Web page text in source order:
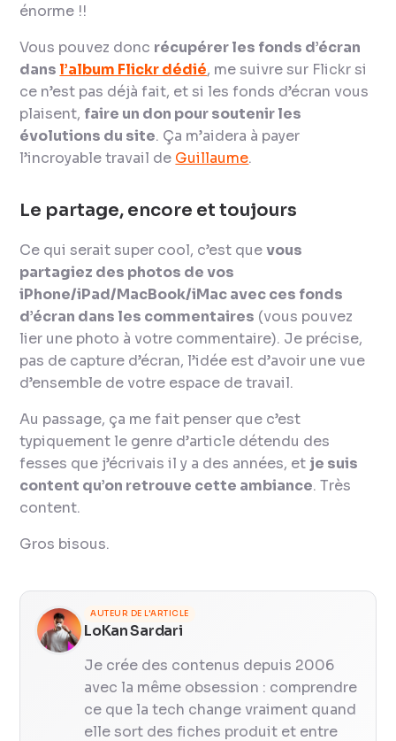
énorme !!
Vous pouvez donc récupérer les fonds d’écran
dans l’album Flickr dédié, me suivre sur Flickr si
ce n’est pas déjà fait, et si les fonds d’écran vous
plaisent, faire un don pour soutenir les
évolutions du site. Ça m’aidera à payer
l’incroyable travail de Guillaume.
Le partage, encore et toujours
Ce qui serait super cool, c’est quevous
partagiez des photos de vos
iPhone/iPad/MacBook/iMac avec ces fonds
d’écran dans les commentaires (vous pouvez
lier une photo à votre commentaire). Je précise,
pas de capture d’écran, l’idée est d’avoir une vue
d’ensemble de votre espace de travail.
Au passage, ça me fait penser que c’est
typiquement le genre d’article détendu des
fesses que j’écrivais il y a des années, et je suis
content qu’on retrouve cette ambiance. Très
content.
Gros bisous.
AUTEUR DE L'ARTICLE
LoKan Sardari
Je crée des contenus depuis 2006
avec la même obsession : comprendre
ce que la tech change vraiment quand
elle sort des fiches produit et entre